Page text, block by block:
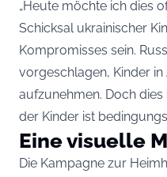
„Heute möchte ich dies
Schicksal ukrainischer
Kompromisses sein.
vorgeschlagen, Kinder
aufzunehmen. Doch dies
der Kinder ist
Eine visuelle
Die Kampagne zur